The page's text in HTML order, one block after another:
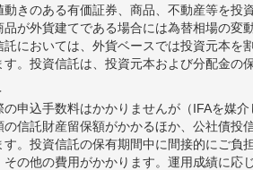
きのある有価証券、商品、不動産等を
が外貨建てである場合には為替相場の
においては、外貨ベースでは投資元本
。投資信託は、投資元本および分配金の
申込手数料はかかりませんが（IFAを媒
の信託財産留保額がかかるほか、公社債
。投資信託の保有期間中に間接的にご
の他の費用がかかります。運用成績に